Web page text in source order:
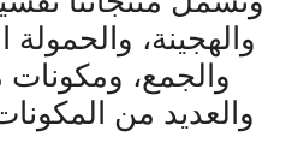
والهجينة، والحمولة
والجمع،
والعديد من